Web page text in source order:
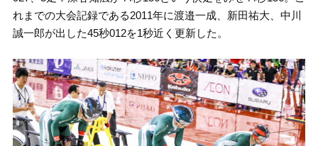
れまでの大会記録である2011年に渡邉一成、新田祐大、中川
誠一郎が出した45秒012を1秒近く更新した。